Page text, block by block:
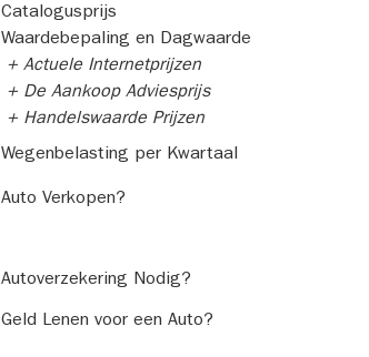
Catalogusprijs
Waardebepaling en Dagwaarde
+ Actuele Internetprijzen
+ De Aankoop Adviesprijs
+ Handelswaarde Prijzen
Wegenbelasting per Kwartaal
Auto Verkopen?
Autoverzekering Nodig?
Geld Lenen voor een Auto?